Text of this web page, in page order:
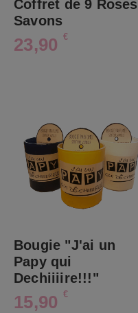
Coffret de 9 Roses
Savons
23,90 €
Bougie "J'ai un
Papy qui
Dechiiiire!!!"
15,90 €